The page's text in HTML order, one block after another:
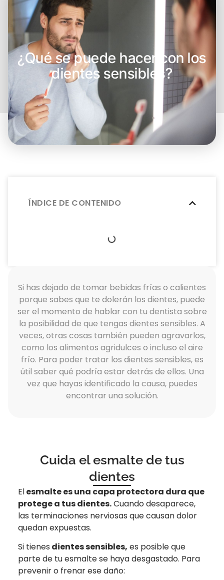
¿Qué se puede hacer con los
dientes sensibles?
ÍNDICE DE CONTENIDO
Si has dejado de tomar bebidas frías o calientes
porque sabes que te dolerán los dientes, puede
ser el momento de hablar con tu dentista sobre
la posibilidad de que tengas dientes sensibles. A
veces, otras cosas también pueden agravarlos,
como los alimentos agridulces o incluso el aire
frío. Para poder tratar los dientes sensibles, es
útil saber qué podría estar detrás de ellos. Una
vez que hayas identificado la causa, puedes
encontrar una solución.
Cuida el esmalte de tus
dientes
Elesmalte es una capa protectora dura que
protege a tus dientes.Cuando desaparece,
las terminaciones nerviosas que causan dolor
quedan expuestas.
Si tienes dientes sensibles, es posible que
parte de tu esmalte se haya desgastado. Para
prevenir o frenar ese daño: